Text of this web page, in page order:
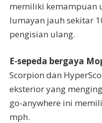
memiliki kemampuan
lumayan jauh sekitar
pengisian ulang.
E-sepeda bergaya
Scorpion dan
eksterior yang
go-anywhere ini
mph.